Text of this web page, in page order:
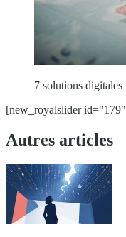
7 solutions
[new_royalslider
Autres articles